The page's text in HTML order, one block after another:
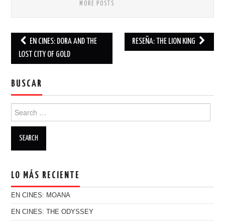
MORE POSTS
Post navigation
EN CINES: DORA AND THE
LOST CITY OF GOLD
RESEÑA: THE LION KING
BUSCAR
Search for:
LO MÁS RECIENTE
EN CINES: MOANA
EN CINES: THE ODYSSEY